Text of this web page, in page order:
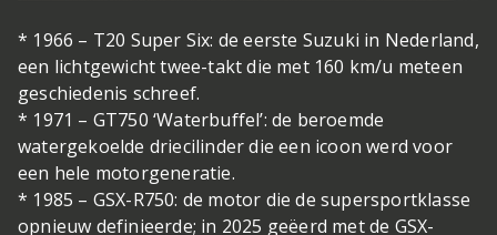
* 1966 – T20 Super Six: de eerste Suzuki in Nederland,
een lichtgewicht twee­-takt die met 160 km/u meteen
geschiedenis schreef.
* 1971 – GT750 ‘Waterbuffel’: de beroemde
watergekoelde driecilinder die een icoon werd voor
een hele motor­generatie.
* 1985 – GSX-R750: de motor die de supersportklasse
opnieuw definieerde; in 2025 geëerd met de GSX-